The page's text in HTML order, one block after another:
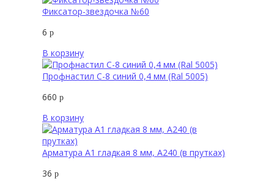
Фиксатор-звездочка №60
6 р
В корзину
Профнастил С-8 синий 0,4 мм (Ral 5005)
660 р
В корзину
Арматура А1 гладкая 8 мм, А240 (в прутках)
36 р